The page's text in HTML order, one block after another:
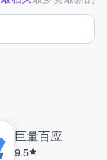
巨量百应
9.5